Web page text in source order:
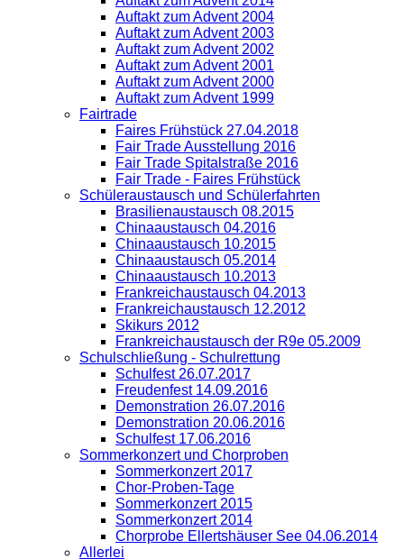
Auftakt zum Advent 2004
Auftakt zum Advent 2003
Auftakt zum Advent 2002
Auftakt zum Advent 2001
Auftakt zum Advent 2000
Auftakt zum Advent 1999
Fairtrade
Faires Frühstück 27.04.2018
Fair Trade Ausstellung 2016
Fair Trade Spitalstraße 2016
Fair Trade - Faires Frühstück
Schüleraustausch und Schülerfahrten
Brasilienaustausch 08.2015
Chinaaustausch 04.2016
Chinaaustausch 10.2015
Chinaaustausch 05.2014
Chinaaustausch 10.2013
Frankreichaustausch 04.2013
Frankreichaustausch 12.2012
Skikurs 2012
Frankreichaustausch der R9e 05.2009
Schulschließung - Schulrettung
Schulfest 26.07.2017
Freudenfest 14.09.2016
Demonstration 26.07.2016
Demonstration 20.06.2016
Schulfest 17.06.2016
Sommerkonzert und Chorproben
Sommerkonzert 2017
Chor-Proben-Tage
Sommerkonzert 2015
Sommerkonzert 2014
Chorprobe Ellertshäuser See 04.06.2014
Allerlei